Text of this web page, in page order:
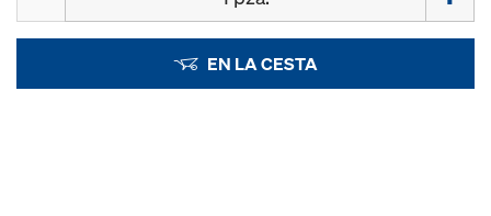
EN LA CESTA